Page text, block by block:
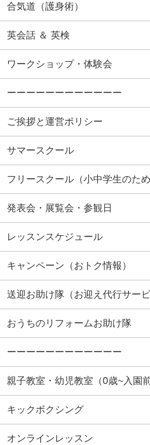
合気道（護身術）
英会話 ＆ 英検
ワークショップ・体験会
ーーーーーーーーーーーー
ご挨拶と運営ポリシー
サマースクール
フリースクール（小中学生のた
発表会・展覧会・参観日
レッスンスケジュール
キャンペーン（おトク情報）
送迎お助け隊（お迎え代行サービ
おうちのリフォームお助け隊
ーーーーーーーーーーーー
親子教室・幼児教室（0歳~入園前
キックボクシング
オンラインレッスン